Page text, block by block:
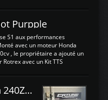
brancher le ...
inferieur,
ou le
plat. Une
faite sur le
alternative
Hondata
, Une fois
et les ...
Purpple
S1 aux performances
avec un moteur Honda
, le propriétaire a ajouté un
avec un Kit TTS
la puissance de son moteur:
a été ajouté. 300Cv sans
Préparation Nissan 240Z SR20DET